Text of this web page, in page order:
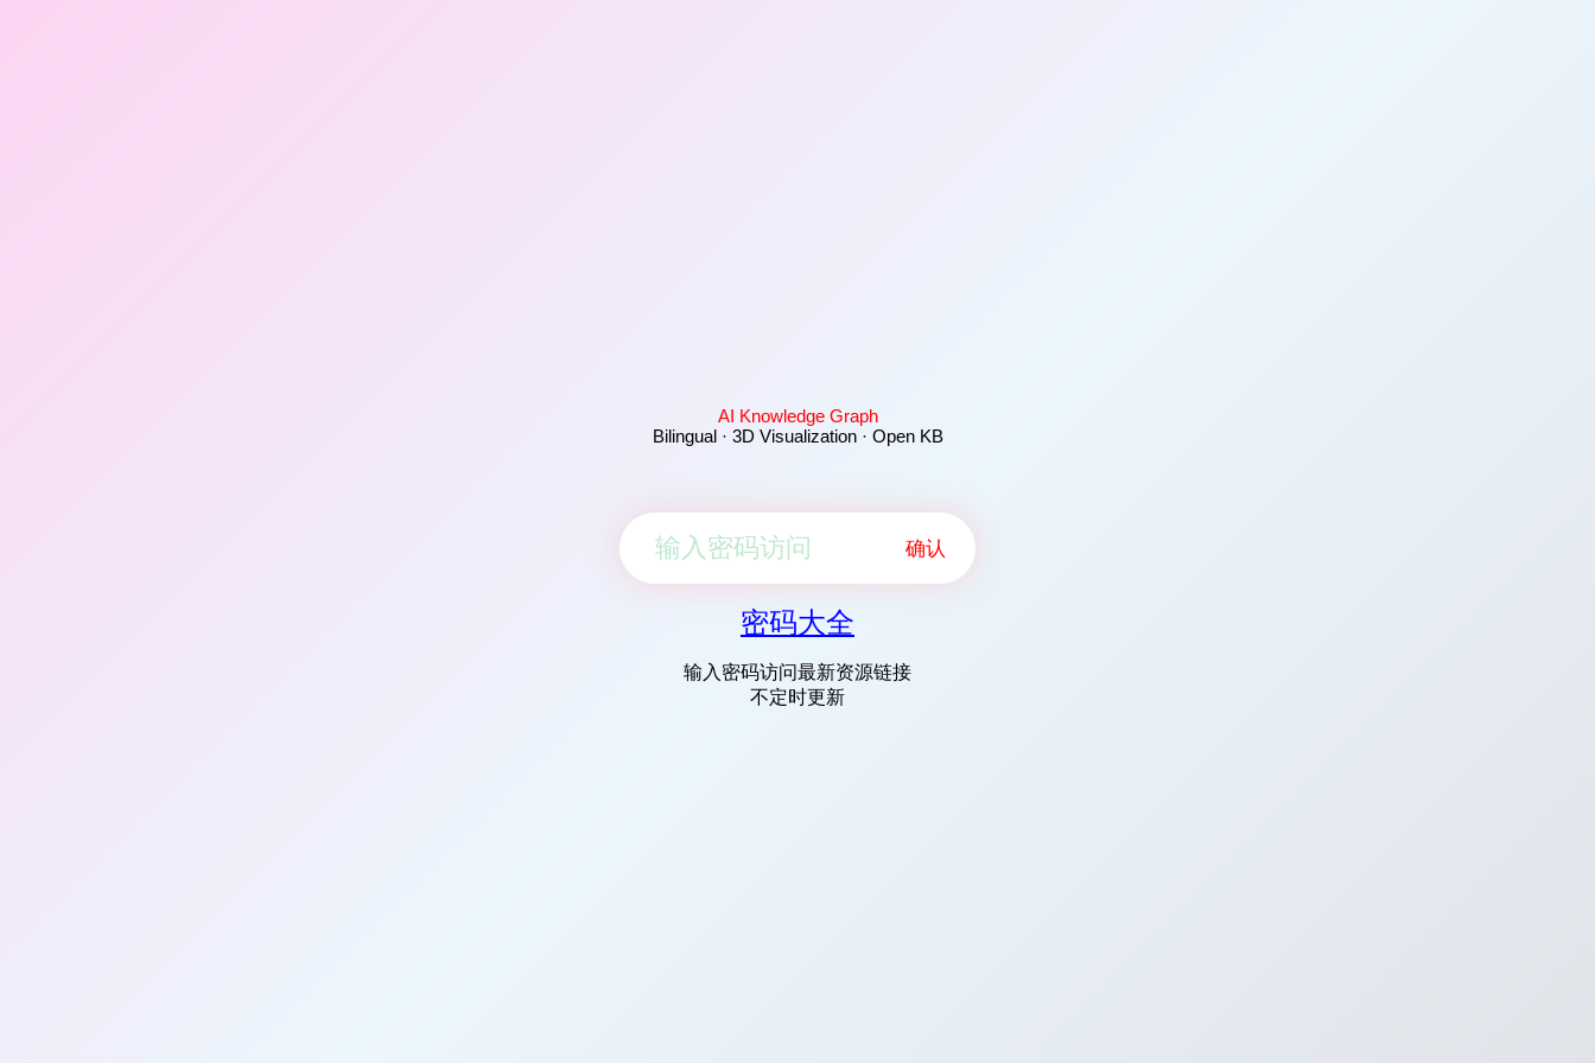
AI Knowledge Graph
Bilingual · 3D Visualization · Open KB
确认
密码大全
输入密码访问最新资源链接
不定时更新